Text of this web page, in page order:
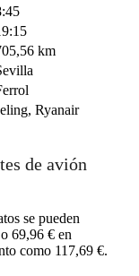
km
Ryanair
contributors
de avión
se pueden
69,96 € en
como 117,69 €.